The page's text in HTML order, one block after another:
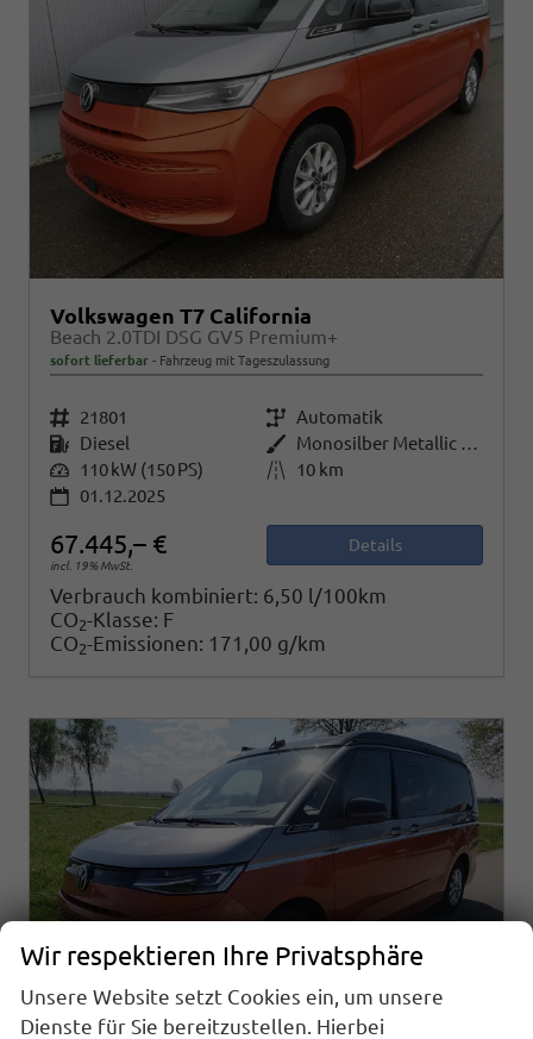
Volkswagen T7 California
Beach 2.0TDI DSG GV5 Premium+
sofort lieferbar Fahrzeug mit Tageszulassung
Fahrzeugnr. 21801 Getriebe Automatik
Kraftstoff Diesel Außenfarbe
Monosilber Metallic / Energetic Orange Metallic
Leistung 110 kW (150 PS) Kilometerstand
10 km
01.12.2025
67.445,– €
incl. 19% MwSt.
Details
Verbrauch kombiniert: 6,50 l/100km
CO2-Klasse: F
CO2-Emissionen: 171,00 g/km
Wir respektieren Ihre Privatsphäre
Unsere Website setzt Cookies ein, um unsere
Dienste für Sie bereitzustellen. Hierbei